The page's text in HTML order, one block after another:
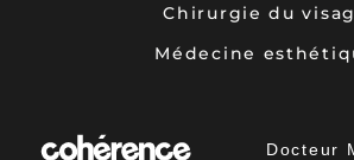
Chirurgie du
Médecine
Docteur